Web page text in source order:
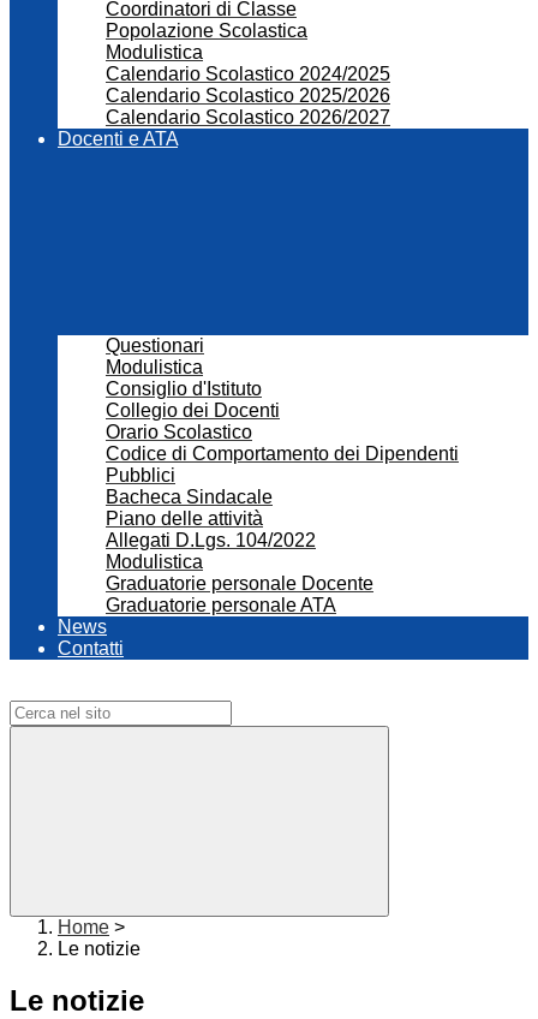
Coordinatori di Classe
Popolazione Scolastica
Modulistica
Calendario Scolastico 2024/2025
Calendario Scolastico 2025/2026
Calendario Scolastico 2026/2027
Docenti e ATA
Questionari
Modulistica
Consiglio d'Istituto
Collegio dei Docenti
Orario Scolastico
Codice di Comportamento dei Dipendenti
Pubblici
Bacheca Sindacale
Piano delle attività
Allegati D.Lgs. 104/2022
Modulistica
Graduatorie personale Docente
Graduatorie personale ATA
News
Contatti
Home >
Le notizie
Le notizie